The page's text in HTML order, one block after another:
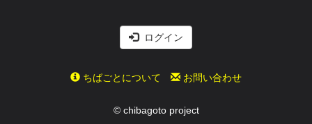
ログイン
ちばごとについて お問い合わせ
© chibagoto project